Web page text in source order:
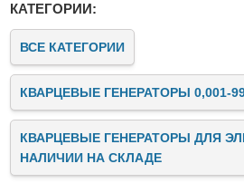
КАТЕГОРИИ:
ВСЕ КАТЕГОРИИ
КВАРЦЕВЫЕ ГЕНЕРАТОРЫ 0,001-
КВАРЦЕВЫЕ ГЕНЕРАТОРЫ ДЛЯ
НАЛИЧИИ НА СКЛАДЕ